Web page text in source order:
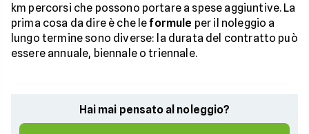
km percorsi che possono portare a spese aggiuntive. La
prima cosa da dire è che leformule per il noleggio a
lungo termine sono diverse: la durata del contratto può
essere annuale, biennale o triennale.
Hai mai pensato al noleggio?